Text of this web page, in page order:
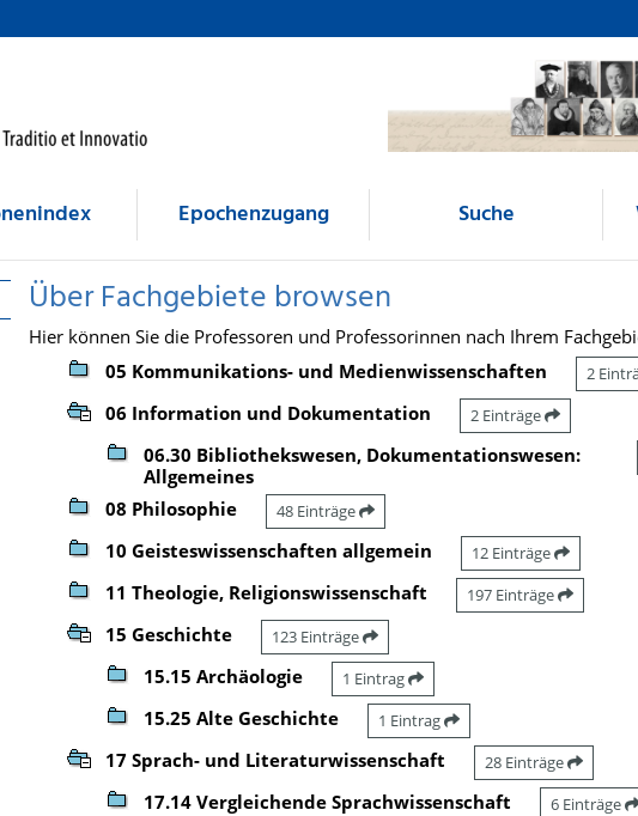
Epochenzugang Suche
Über Fachgebiete browsen
Hier können Sie die Professoren und Professorinnen nach Ihrem
05 Kommunikations- und Medienwissenschaften
2
06 Information und Dokumentation 2 Einträge
06.30 Bibliothekswesen, Dokumentationswesen:
Allgemeines
08 Philosophie 48 Einträge
10 Geisteswissenschaften allgemein 12 Einträge
11 Theologie, Religionswissenschaft 197 Einträge
15 Geschichte 123 Einträge
15.15 Archäologie 1 Eintrag
15.25 Alte Geschichte 1 Eintrag
17 Sprach- und Literaturwissenschaft 28 Einträge
17.14 Vergleichende Sprachwissenschaft 6 Einträge